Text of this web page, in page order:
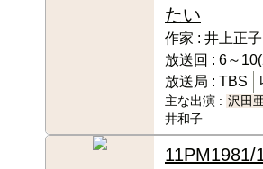
たい
作家 : 井上正子
放送回 : 6～
放送局 : TBS
主な出演 : 沢田
井和子
11PM1981/